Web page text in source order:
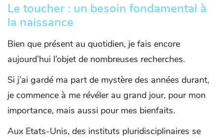
Le toucher : un besoin fondamental à
la naissance
Bien que présent au quotidien, je fais encore
aujourd’hui l’objet de nombreuses recherches.
Si j’ai gardé ma part de mystère des années durant,
je commence à me révéler au grand jour, pour mon
importance, mais aussi pour mes bienfaits.
Aux Etats-Unis, des instituts pluridisciplinaires se